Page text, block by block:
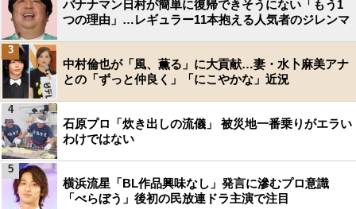
バナナマン日村が簡単に復帰できそうにない「もう1
つの理由」…レギュラー11本抱える人気者のジレンマ
中村倫也が「風、薫る」に大貢献…妻・水卜麻美アナ
との「ずっと仲良く」「にこやかな」近況
3
石原プロ「炊き出しの流儀」 被災地一番乗りがエラい
わけではない
4
横浜流星「BL作品興味なし」発言に滲むプロ意識
「べらぼう」後初の民放連ドラ主演で注目
5